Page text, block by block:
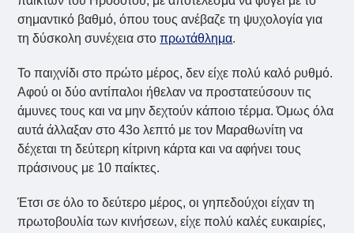
σημαντικό βαθμό, όπου τους ανέβαζε τη ψυχολογία για
τη δύσκολη συνέχεια στοπρωτάθλημα.
Το παιχνίδι στο πρώτο μέρος, δεν είχε πολύ καλό ρυθμό.
Αφού οι δύο αντίπαλοι ήθελαν να προστατεύσουν τις
άμυνες τους και να μην δεχτούν κάποιο τέρμα. Όμως όλα
αυτά άλλαξαν στο 43ο λεπτό με τον Μαραθωνίτη να
δέχεται τη δεύτερη κίτρινη κάρτα και να αφήνει τους
πράσινους με 10 παίκτες.
Έτσι σε όλο το δεύτερο μέρος, οι γηπεδούχοι είχαν τη
πρωτοβουλία των κινήσεων, είχε πολύ καλές ευκαιρίες,